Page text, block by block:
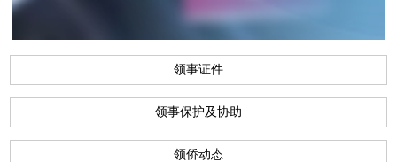
领事证件
领事保护及协助
领侨动态